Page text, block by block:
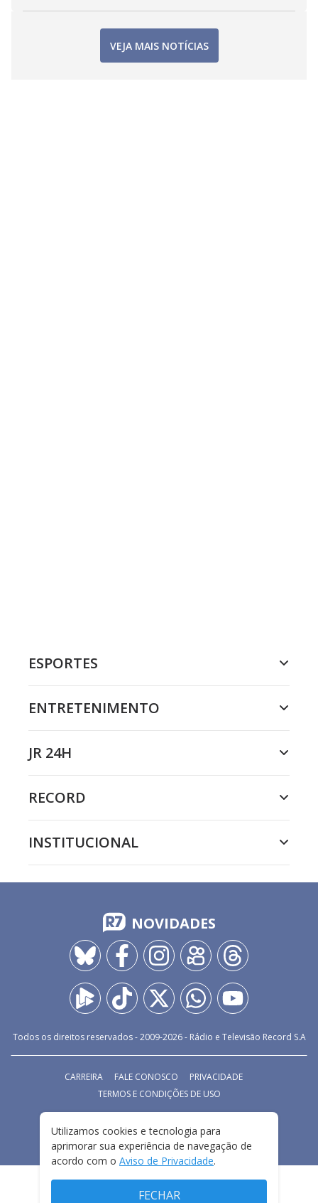
VEJA MAIS NOTÍCIAS
ESPORTES
ENTRETENIMENTO
JR 24H
RECORD
INSTITUCIONAL
NOVIDADES
Todos os direitos reservados - 2009-2026- Rádio e Televisão Record S.A
CARREIRA FALE CONOSCO
PRIVACIDADE
TERMOS E CONDIÇÕES DE USO
Utilizamos cookies e tecnologia para
aprimorar sua experiência de navegação de
acordo com o Aviso de Privacidade.
FECHAR